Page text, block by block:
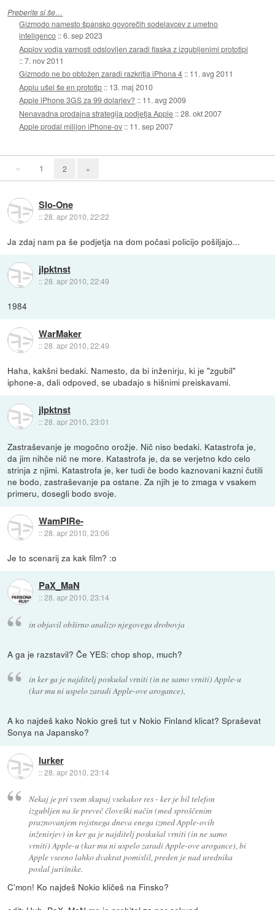
Preberite si še…
Gizmodo namesto špansko govorečih sodelavcev z umetno
inteligenco ::6. sep 2023
Applov vodja varnosti odslovljen zaradi fiaska z izgubljenimi prototipi
::7. nov 2011
Gizmodo ne bo obtožen zaradi razkritja iPhona 4 :: 11. avg 2011
Applu ušel še en prototip :: 13. maj 2010
Apple iPhone 3GS za 99 dolarjev? :: 11. avg 2009
Nenavadna prodajna strategija podjetja Apple ::28. okt 2007
Apple prodal milijon iPhone-ov :: 11. sep 2007
« 1 2 »
Slo-One
::28. apr 2010, 22:22
Ja zdaj nam pa še podjetja na dom počasi policijo pošiljajo...
jlpktnst
::28. apr 2010, 22:49
1984
WarMaker
::28. apr 2010, 22:49
Haha, kakšni bedaki. Namesto, da bi inženirju, ki je "zgubil"
iphone-a, dali odpoved, se ubadajo s hišnimi preiskavami.
jlpktnst
::28. apr 2010, 23:01
Zastraševanje je mogočno orožje. Nič niso bedaki. Katastrofa je,
da jim nihče nič ne more. Katastrofa je, da se verjetno kdo celo
strinja z njimi. Katastrofa je, ker tudi če bodo kaznovani kazni čutili
ne bodo, zastraševanje pa ostane. Za njih je to zmaga v vsakem
primeru, dosegli bodo svoje.
WamPIRe-
::28. apr 2010, 23:06
Je to scenarij za kak film? :o
PaX_MaN
::28. apr 2010, 23:14
in objavil obširno analizo njegovega drobovja
A ga je razstavil? Če YES: chop shop, much?
in ker ga je najditelj poskušal vrniti (in ne samo vrniti) Apple-u
(kar mu ni uspelo zaradi Apple-ove arogance),
A ko najdeš kako Nokio greš tut v Nokio Finland klicat? Spraševat
Sonya na Japansko?
lurker
::28. apr 2010, 23:14
Nekaj je pri vsem skupaj vsekakor res - ker je bil telefon
izgubljen na še preveč človeški način (med sproščenim
praznovanjem rojstnega dneva enega izmed Apple-ovih
inženirjev) in ker ga je najditelj poskušal vrniti (in ne samo
vrniti) Apple-u (kar mu ni uspelo zaradi Apple-ove arogance), bi
Apple vseeno lahko dvakrat pomislil, preden je nad urednika
poslal jurišnike.
C'mon! Ko najdeš Nokio kličeš na Finsko?